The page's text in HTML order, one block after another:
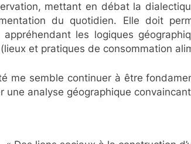
mettant en débat la
du quotidien. Elle doit
les logiques
et pratiques de consommation
me semble continuer à être
analyse géographique